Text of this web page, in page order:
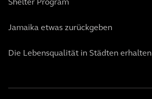
Shelter Program
Jamaika etwas zurückgeben
Die Lebensqualität in Städten erhalten